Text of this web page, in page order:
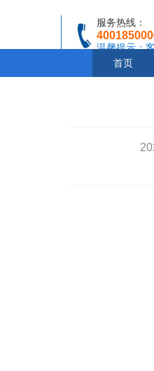
服务热线：
温馨提示：
首页